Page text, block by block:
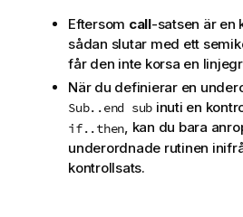
Eftersom call-satsen är en
sådan slutar med ett
får den inte korsa en
När du definierar en
Sub..end sub inuti en
if..then, kan du bara
underordnade rutinen
kontrollsats.